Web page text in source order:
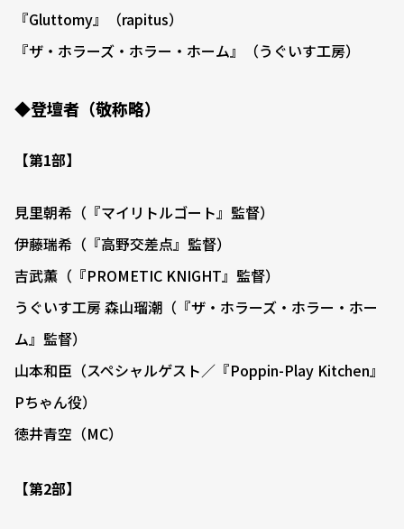
『Gluttomy』（rapitus）
『ザ・ホラーズ・ホラー・ホーム』（うぐいす工房）
◆登壇者（敬称略）
【第1部】
見里朝希（『マイリトルゴート』監督）
伊藤瑞希（『高野交差点』監督）
吉武薫（『PROMETIC KNIGHT』監督）
うぐいす工房 森山瑠潮（『ザ・ホラーズ・ホラー・ホー
ム』監督）
山本和臣（スペシャルゲスト／『Poppin-Play Kitchen』
Pちゃん役）
徳井青空（MC）
【第2部】